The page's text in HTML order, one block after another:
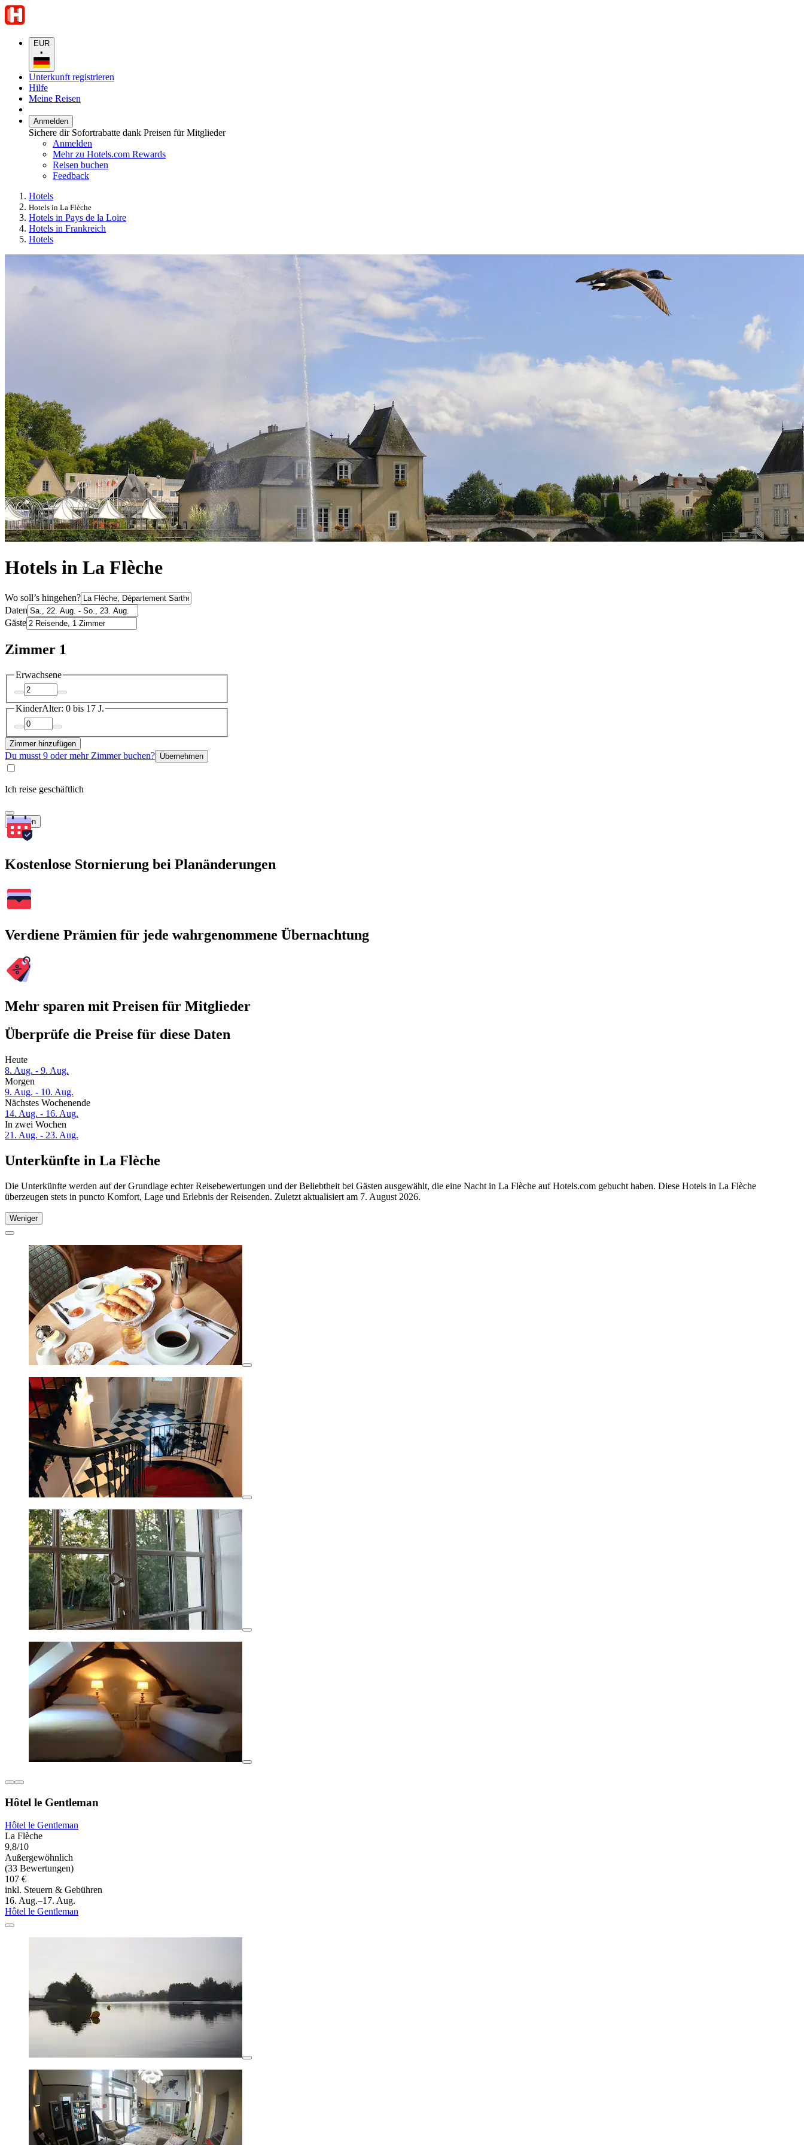
EUR
•
Unterkunft registrieren
Hilfe
Meine Reisen
Anmelden
Sichere dir Sofortrabatte dank Preisen für Mitglieder
Anmelden
Mehr zu Hotels.com Rewards
Reisen buchen
Feedback
Hotels
Hotels in La Flèche
Hotels in Pays de la Loire
Hotels in Frankreich
Hotels
Hotels in La Flèche
Wo soll’s hingehen?
Daten
Gäste
Zimmer 1
Erwachsene
KinderAlter: 0 bis 17 J.
Zimmer hinzufügen
Du musst 9 oder mehr Zimmer buchen? Übernehmen
Ich reise geschäftlich
Suchen
Kostenlose Stornierung bei Planänderungen
Verdiene Prämien für jede wahrgenommene Übernachtung
Mehr sparen mit Preisen für Mitglieder
Überprüfe die Preise für diese Daten
Heute
8. Aug. - 9. Aug.
Morgen
9. Aug. - 10. Aug.
Nächstes Wochenende
14. Aug. - 16. Aug.
In zwei Wochen
21. Aug. - 23. Aug.
Unterkünfte in La Flèche
Die Unterkünfte werden auf der Grundlage echter Reisebewertungen und der Beliebtheit bei Gästen ausgewählt, die eine Nacht in La Flèche auf Hotels.com gebucht haben. Diese Hotels in La Flèche
überzeugen stets in puncto Komfort, Lage und Erlebnis der Reisenden. Zuletzt aktualisiert am 7. August 2026.
Weniger
Hôtel le Gentleman
Hôtel le Gentleman
La Flèche
9,8/10
Außergewöhnlich
(33 Bewertungen)
107 €
inkl. Steuern & Gebühren
16. Aug.–17. Aug.
Hôtel le Gentleman